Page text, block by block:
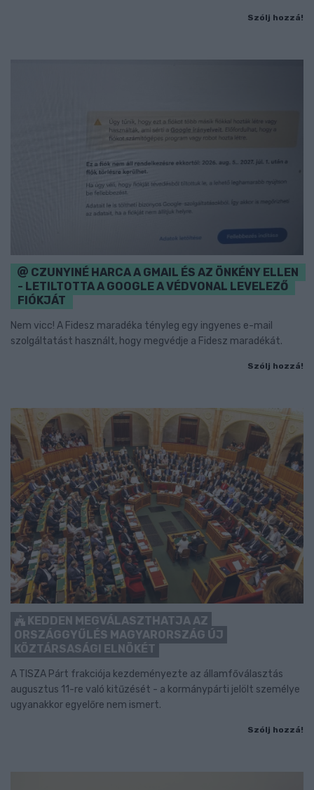
Szólj hozzá!
CZUNYINÉ HARCA A GMAIL ÉS AZ ÖNKÉNY ELLEN
- LETILTOTTA A GOOGLE A VÉDVONAL LEVELEZŐ
FIÓKJÁT
Nem vicc! A Fidesz maradéka tényleg egy ingyenes e-mail
szolgáltatást használt, hogy megvédje a Fidesz maradékát.
Szólj hozzá!
KEDDEN MEGVÁLASZTHATJA AZ
ORSZÁGGYŰLÉS MAGYARORSZÁG ÚJ
KÖZTÁRSASÁGI ELNÖKÉT
A TISZA Párt frakciója kezdeményezte az államfőválasztás
augusztus 11-re való kitűzését - a kormánypárti jelölt személye
ugyanakkor egyelőre nem ismert.
Szólj hozzá!